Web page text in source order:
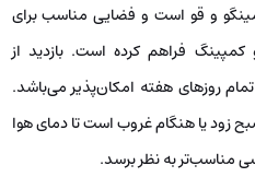
فلامینگو و قو است و فضایی مناسب برای
فراهم کرده است. بازدید از
روزهای هفته امکان‌پذیر می‌باشد.
زود یا هنگام غروب است تا دمای هوا
مناسب‌تر به نظر برسد.